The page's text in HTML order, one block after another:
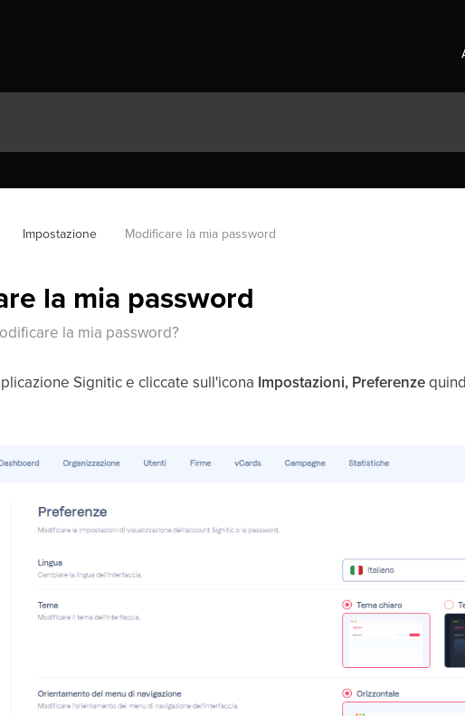
Impostazione Modificare la mia password
la mia password
la mia password?
Signitic e cliccate sull'icona Impostazioni, Preferenze